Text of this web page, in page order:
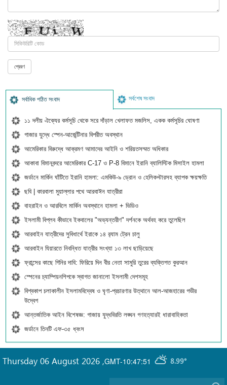
সর্বাধিক পঠিত সংবাদ সর্বশেষ সংবাদ
১১ দলীয় ঐক্যের কর্মসূচি থেকে সরে দাঁড়াল খেলাফত মজলিস, একক কর্মসূচির ঘোষণা
গাজার যুদ্ধে স্পেন-আর্জেন্টিনার বিপরীত অবস্থান
আমেরিকার বিরুদ্ধে আক্রমণ আমাদের আইনি ও শরিয়তসম্মত অধিকার
আকাবা বিমানবন্দরে আমেরিকার C-17 ও P-8 বিমানে ইরানি ব্যালিস্টিক মিসাইল হামলা
জর্ডানে মার্কিন ঘাঁটিতে ইরানি হামলা: এমকিউ-৯ ড্রোন ও হেলিকপ্টারসহ ব্যাপক ক্ষয়ক্ষতি
ছবি | কারবালা মুয়াল্লার পথে আরবাঈন যাত্রীরা
বাহরাইন ও আরবিলে মার্কিন অবস্থানে হামলা + ভিডিও
ইসলামী বিপ্লব কীভাবে ইকবালের "অভ্যন্তরীণ" দর্শনকে অর্থবহ করে তুলেছিল
আরবাইন যাত্রীদের সুবিধার্থে ইরাকে ১৪ র‍্যাম ট্রেন চালু
আরবাইন যিয়ারতে নিবন্ধিত যাত্রীর সংখ্যা ১৩ লাখ ছাড়িয়েছে
ফ্রান্সের কাছে গিনির দাবি: ফিরিয়ে দিন বীর নেতা সামুরি তুরের ব্যক্তিগত কুরআন
স্পেনের চ্যাম্পিয়নশিপকে স্বাগত জানালো ইসলামী দেশসমূহ
বিশ্বকাপ চলাকালীন ইসলামবিদ্বেষ ও ঘৃণা-প্রচারণার উত্থানে আল-আজহারের গভীর
উদ্বেগ
আন্তর্জাতিক আইন বিশেষজ্ঞ: গাজায় যুদ্ধবিরতি লঙ্ঘন গণহত্যারই ধারাবাহিকতা
জর্ডানে তিনটি এফ-৩৫ ধ্বংস
GMT-10:47:51 8.99°
Thursday 06 August 2026 ,